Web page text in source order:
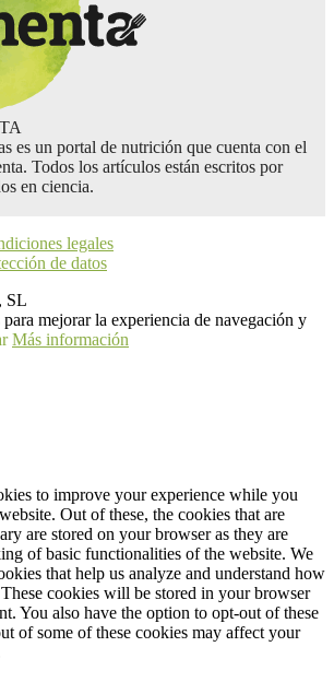
es un portal de nutrición que cuenta con el
Todos los artículos están escritos por
en ciencia.
legales
de datos
SL
mejorar la experiencia de navegación y
Más información
to improve your experience while you
Out of these, the cookies that are
are stored on your browser as they are
of basic functionalities of the website. We
that help us analyze and understand how
cookies will be stored in your browser
You also have the option to opt-out of these
of some of these cookies may affect your